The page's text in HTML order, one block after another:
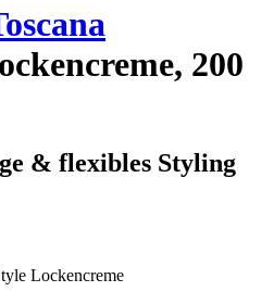
200
& flexibles Styling
Lockencreme